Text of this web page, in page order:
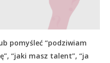
pomyśleć “podziwiam
“jaki masz talent”, “ja